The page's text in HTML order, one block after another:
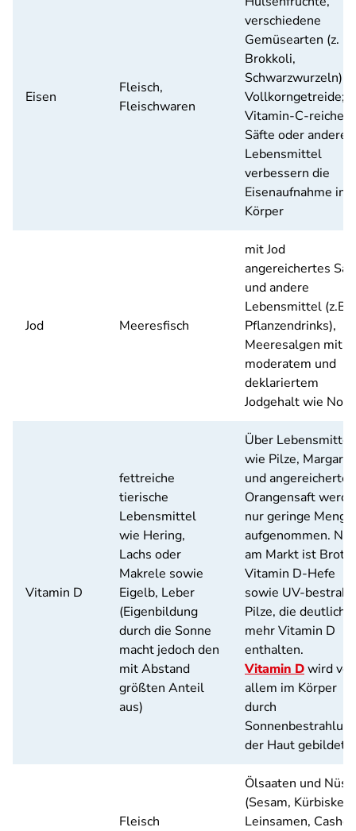
Eisen
Fleisch,
Fleischwaren
verschiedene
Gemüsearten (z. B.
Brokkoli,
Schwarzwurzeln),
Vollkorngetreide;
Vitamin-C-reiche
Säfte oder andere
Lebensmittel
verbessern die
Eisenaufnahme im
Körper
Jod Meeresfisch
mit Jod
angereichertes
und andere
Lebensmittel (z.B.
Pflanzendrinks),
Meeresalgen mit
moderatem und
deklariertem
Jodgehalt wie Nori
Vitamin D
fettreiche
tierische
Lebensmittel
wie Hering,
Lachs oder
Makrele sowie
Eigelb, Leber
(Eigenbildung
durch die Sonne
macht jedoch den
mit Abstand
größten Anteil
aus)
Über Lebensmittel
wie Pilze,
und angereicherten
Orangensaft
nur geringe
aufgenommen.
am Markt ist Brot
Vitamin D-Hefe
sowie UV-
Pilze, die deutlich
mehr Vitamin D
enthalten.
Vitamin Dwird vor
allem im Körper
durch
der Haut gebildet.
Fleisch
Ölsaaten und
(Sesam,
Leinsamen,